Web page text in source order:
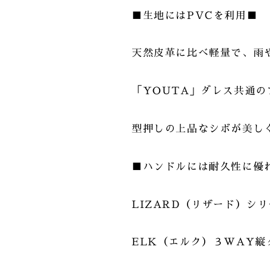
■生地にはPVCを利用■
天然皮革に比べ軽量で、雨
「YOUTA」ダレス共通の
型押しの上品なシボが美し
■ハンドルには耐久性に優
LIZARD（リザード）シリ
ELK（エルク）３WAY縦